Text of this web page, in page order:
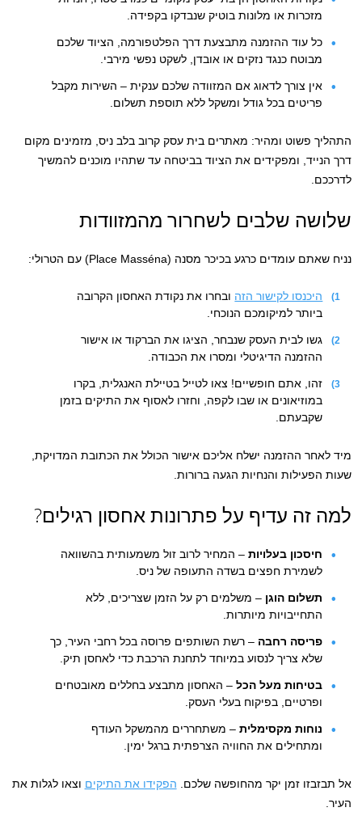
מזכרות או מלונות בוטיק שנבדקו בקפידה.
כל עוד ההזמנה מתבצעת דרך הפלטפורמה, הציוד שלכם
מבוטח כנגד נזקים או אובדן, לשקט נפשי מירבי.
אין צורך לדאוג אם המזוודה שלכם ענקית – השירות מקבל
פריטים בכל גודל ומשקל ללא תוספת תשלום.
התהליך פשוט ומהיר: מאתרים בית עסק קרוב בלב ניס, מזמינים מקום
דרך הנייד, ומפקידים את הציוד בביטחה עד שתהיו מוכנים להמשיך
לדרככם.
שלושה שלבים לשחרור מהמזוודות
נניח שאתם עומדים כרגע בכיכר מסנה (Place Masséna) עם הטרולי:
היכנסו לקישור הזה ובחרו את נקודת האחסון הקרובה
ביותר למיקומכם הנוכחי.
גשו לבית העסק שנבחר, הציגו את הברקוד או אישור
ההזמנה הדיגיטלי ומסרו את הכבודה.
זהו, אתם חופשיים! צאו לטייל בטיילת האנגלית, בקרו
במוזיאונים או שבו לקפה, וחזרו לאסוף את התיקים בזמן
שקבעתם.
מיד לאחר ההזמנה ישלח אליכם אישור הכולל את הכתובת המדויקת,
שעות הפעילות והנחיות הגעה ברורות.
למה זה עדיף על פתרונות אחסון רגילים?
חיסכון בעלויות– המחיר לרוב זול משמעותית בהשוואה
לשמירת חפצים בשדה התעופה של ניס.
תשלום הוגן – משלמים רק על הזמן שצריכים, ללא
התחייבויות מיותרות.
פריסה רחבה – רשת השותפים פרוסה בכל רחבי העיר, כך
שלא צריך לנסוע במיוחד לתחנת הרכבת כדי לאחסן תיק.
בטיחות מעל הכל– האחסון מתבצע בחללים מאובטחים
ופרטיים, בפיקוח בעלי העסק.
נוחות מקסימלית– משתחררים מהמשקל העודף
ומתחילים את החוויה הצרפתית ברגל ימין.
אל תבזבזו זמן יקר מהחופשה שלכם. הפקידו את התיקים וצאו לגלות את
העיר.